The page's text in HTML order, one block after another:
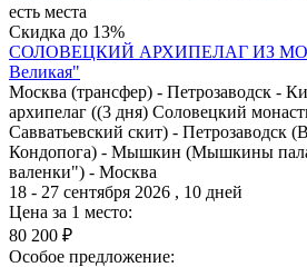
есть места
Скидка до 13%
СОЛОВЕЦКИЙ АРХИПЕЛАГ ИЗ
Великая"
Москва (трансфер) - Петрозаводск -
архипелаг ((3 дня) Соловецкий
Савватьевский скит) - Петрозаводск
Кондопога) - Мышкин (Мышкины
валенки") - Москва
18 - 27 сентября 2026 , 10 дней
Цена за 1 место:
80 200 ₽
Особое предложение: